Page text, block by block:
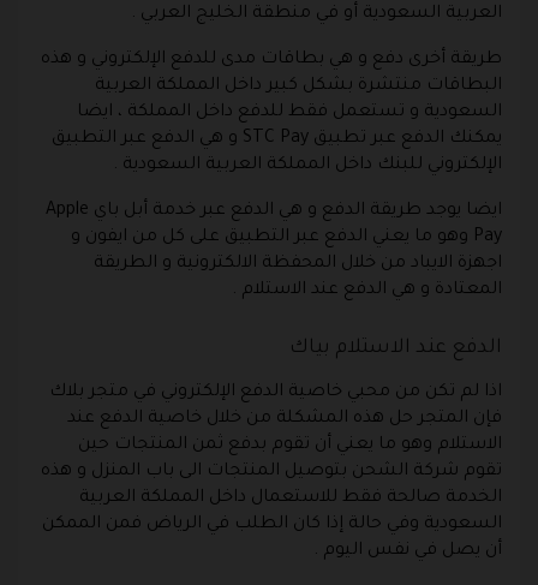
العربية السعودية أو في منطقة الخليج العربي .
طريقة أخرى دفع و هي بطاقات مدى للدفع الإلكتروني و هذه
البطاقات منتشرة بشكل كبير داخل المملكة العربية
السعودية و تستعمل فقط للدفع داخل المملكة ، ايضا
يمكنك الدفع عبر تطبيق STC Pay و هي الدفع عبر التطبيق
الإلكتروني للبنك داخل المملكة العربية السعودية .
ايضا يوجد طريقة الدفع و هي الدفع عبر خدمة أبل باي Apple
Pay وهو ما يعني الدفع عبر التطبيق على كل من ايفون و
اجهزة الايباد من خلال المحفظة الالكترونية و الطريقة
المعتادة و هي الدفع عند الاستلام .
الدفع عند الاستلام بياك
اذا لم تكن من محبي خاصية الدفع الإلكتروني في متجر بلاك
فإن المتجر حل هذه المشكلة من خلال خاصية الدفع عند
الاستلام وهو ما يعني أن تقوم بدفع ثمن المنتجات حين
تقوم شركة الشحن بتوصيل المنتجات الى باب المنزل و هذه
الخدمة صالحة فقط للاستعمال داخل المملكة العربية
السعودية وفي حالة إذا كان الطلب في الرياض فمن الممكن
أن يصل في نفس اليوم .